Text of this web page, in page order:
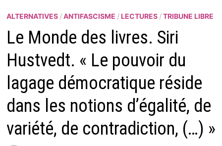
ALTERNATIVES/ANTIFASCISME / LECTURES/TRIBUNE LIBRE
Le Monde des livres. Siri
Hustvedt. « Le pouvoir du
lagage démocratique réside
dans les notions d’égalité, de
variété, de contradiction, (…) »